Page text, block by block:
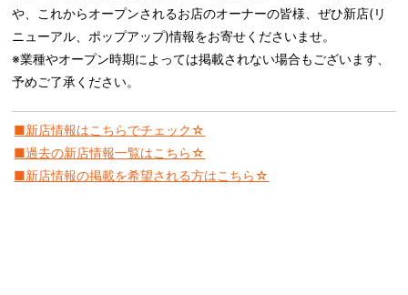
や、これからオープンされるお店のオーナーの皆様、ぜひ新店(リ
ニューアル、ポップアップ)情報をお寄せくださいませ。
※業種やオープン時期によっては掲載されない場合もございます、
予めご了承ください。
■新店情報はこちらでチェック☆
■過去の新店情報一覧はこちら☆
■新店情報の掲載を希望される方はこちら☆